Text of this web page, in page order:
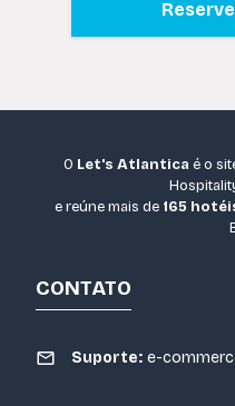
O Let's Atlantica é o
e reúne mais de 165
CONTATO
Suporte: e-